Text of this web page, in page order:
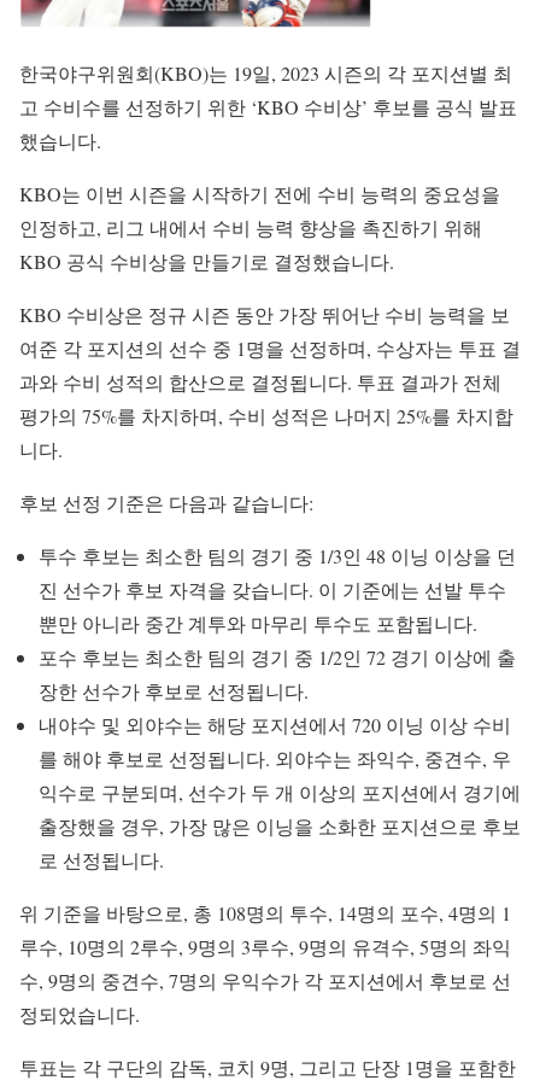
한국야구위원회(KBO)는 19일, 2023 시즌의 각 포지션별 최
고 수비수를 선정하기 위한 ‘KBO 수비상’ 후보를 공식 발표
했습니다.
KBO는 이번 시즌을 시작하기 전에 수비 능력의 중요성을
인정하고, 리그 내에서 수비 능력 향상을 촉진하기 위해
KBO 공식 수비상을 만들기로 결정했습니다.
KBO 수비상은 정규 시즌 동안 가장 뛰어난 수비 능력을 보
여준 각 포지션의 선수 중 1명을 선정하며, 수상자는 투표 결
과와 수비 성적의 합산으로 결정됩니다. 투표 결과가 전체
평가의 75%를 차지하며, 수비 성적은 나머지 25%를 차지합
니다.
후보 선정 기준은 다음과 같습니다:
투수 후보는 최소한 팀의 경기 중 1/3인 48 이닝 이상을 던
진 선수가 후보 자격을 갖습니다. 이 기준에는 선발 투수
뿐만 아니라 중간 계투와 마무리 투수도 포함됩니다.
포수 후보는 최소한 팀의 경기 중 1/2인 72 경기 이상에 출
장한 선수가 후보로 선정됩니다.
내야수 및 외야수는 해당 포지션에서 720 이닝 이상 수비
를 해야 후보로 선정됩니다. 외야수는 좌익수, 중견수, 우
익수로 구분되며, 선수가 두 개 이상의 포지션에서 경기에
출장했을 경우, 가장 많은 이닝을 소화한 포지션으로 후보
로 선정됩니다.
위 기준을 바탕으로, 총 108명의 투수, 14명의 포수, 4명의 1
루수, 10명의 2루수, 9명의 3루수, 9명의 유격수, 5명의 좌익
수, 9명의 중견수, 7명의 우익수가 각 포지션에서 후보로 선
정되었습니다.
투표는 각 구단의 감독, 코치 9명, 그리고 단장 1명을 포함한